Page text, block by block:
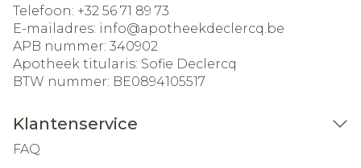
Telefoon: +32 56 71 89 73
E-mailadres: info@apotheekdeclercq.be
APB nummer: 340902
Apotheek titularis: Sofie Declercq
BTW nummer: BE0894105517
Klantenservice
FAQ